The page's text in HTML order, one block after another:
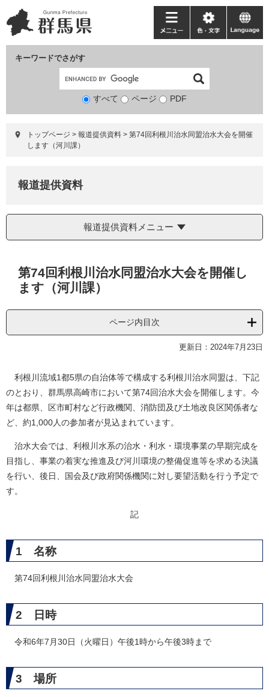
ー
ジ
ニ
ュ
て
キーワードでさがす
検
象
すべて ページ PDF
メ
ニ
ー
色・
文
language
トップページ > 報道提供資料 > 第74回利根川治水同盟治水大会を開催
します（河川課）
報道提供資料
報道提供資料メニュー
第74回利根川治水同盟治水大会を開催し
ます（河川課）
ページ内目次
更新日：2024年7月23日
利根川流域1都5県の自治体等で構成する利根川治水同盟は、下記
のとおり、群馬県高崎市において第74回治水大会を開催します。今
年は都県、区市町村など行政機関、消防団及び土地改良区関係者な
ど、約1,000人の参加者が見込まれています。
治水大会では、利根川水系の治水・利水・環境事業の早期完成を
目指し、事業の着実な推進及び河川環境の整備促進等を求める決議
を行い、後日、国会及び政府関係機関に対し要望活動を行う予定で
す。
記
1 名称
第74回利根川治水同盟治水大会
2 日時
令和6年7月30日（火曜日）午後1時から午後3時まで
3 場所